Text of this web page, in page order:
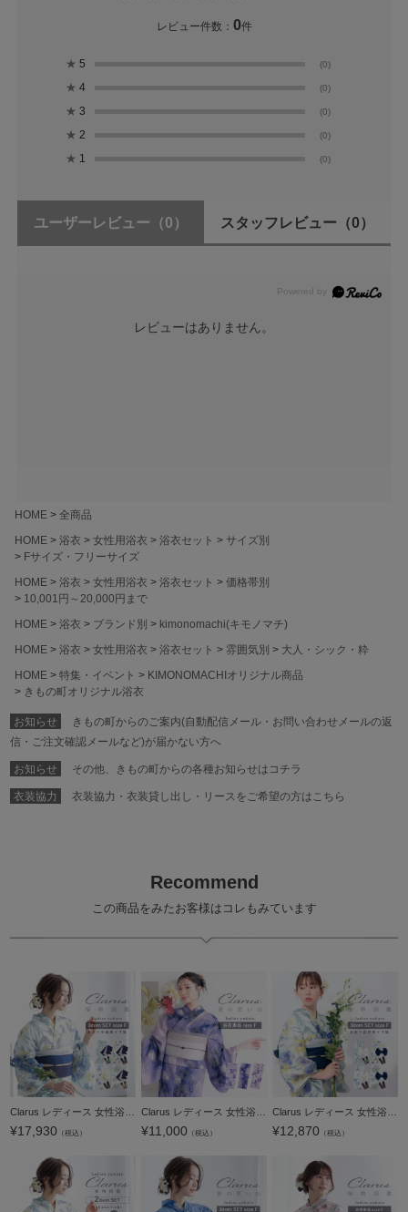
レビュー件数： 0件
★ 5 (0)
★ 4 (0)
★ 3 (0)
★ 2 (0)
★ 1 (0)
ユーザーレビュー （0） スタッフレビュー （0）
レビューはありません。
HOME
全商品
HOME
浴衣 女性用浴衣 浴衣セット
サイズ別
Fサイズ・フリーサイズ
HOME
浴衣 女性用浴衣 浴衣セット
価格帯別
10,001円～20,000円まで
HOME
浴衣 ブランド別
kimonomachi(キモノマチ)
HOME
浴衣 女性用浴衣 浴衣セット 雰囲気別
大人・シック・粋
HOME
特集・イベント
KIMONOMACHIオリジナル商品
きもの町オリジナル浴衣
お知らせ
きもの町からのご案内(自動配信メール・お問い合わせメールの返
信・ご注文確認メールなど)が届かない方へ
お知らせ その他、きもの町からの各種お知らせはコチラ
衣装協力 衣装協力・衣装貸し出し・リースをご希望の方はこちら
Recommend
この商品をみたお客様はコレもみています
¥17,930 （税込） ¥11,000 （税込） ¥12,870 （税込）